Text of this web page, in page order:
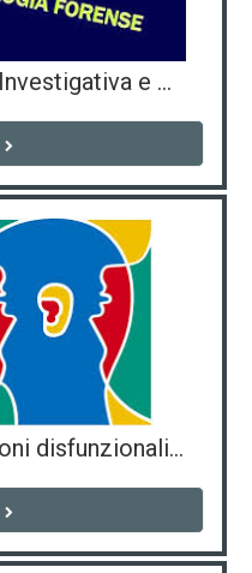
Psicologia Giuridica Investigativa e Criminale
Gestione delle relazioni disfunzionali e violente